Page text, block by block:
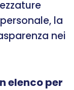
la
nei
elenco per